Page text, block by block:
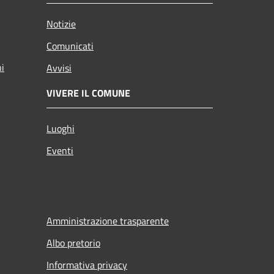
Notizie
Comunicati
Avvisi
VIVERE IL COMUNE
Luoghi
Eventi
Amministrazione trasparente
Albo pretorio
Informativa privacy